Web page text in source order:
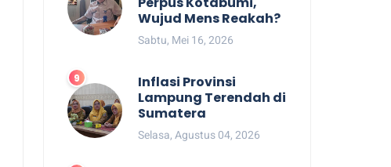
Wujud Mens Reakah?
Sabtu, Mei 16, 2026
Inflasi Provinsi
Lampung Terendah di
Sumatera
Selasa, Agustus 04, 2026